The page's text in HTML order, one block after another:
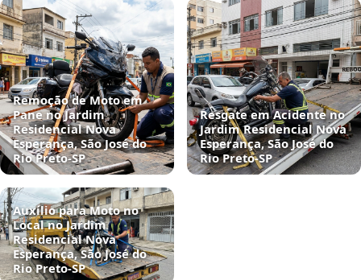
Remoção de Moto em
Pane no Jardim
Residencial Nova
Esperança, São José do
Rio Preto‑SP
Resgate em Acidente no
Jardim Residencial Nova
Esperança, São José do
Rio Preto‑SP
Auxílio para Moto no
Local no Jardim
Residencial Nova
Esperança, São José do
Rio Preto‑SP